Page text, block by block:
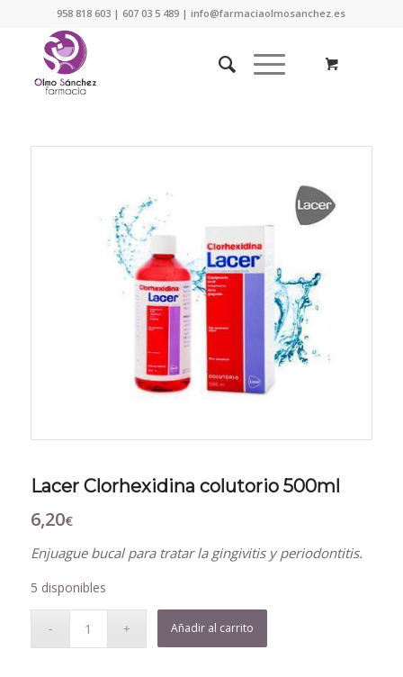
958 818 603 | 607 03 5 489 | info@farmaciaolmosanchez.es
Lacer Clorhexidina colutorio 500ml
6,20€
Enjuague bucal para tratar la gingivitis y periodontitis.
5 disponibles
Añadir al carrito